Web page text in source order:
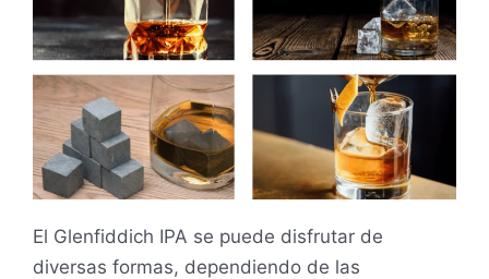
El Glenfiddich IPA se puede disfrutar de
diversas formas, dependiendo de las